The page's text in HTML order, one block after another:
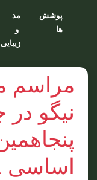
پوشش
ها
مد
و
زیبایی
مراسم
نیگو
اساسی 501 شلوار جین